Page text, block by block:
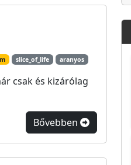
slice_of_life aranyos
csak és kizárólag
Bővebben